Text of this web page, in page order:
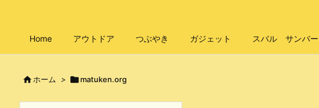
Home アウトドア つぶやき ガジェット スバル サンバー
ホーム > matuken.org